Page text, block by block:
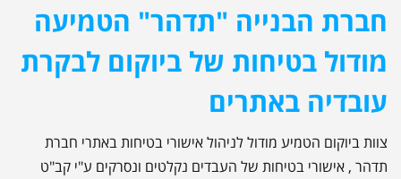
חברת הבנייה "תדהר" הטמיעה
מודול בטיחות של ביוקום לבקרת
עובדיה באתרים
צוות ביוקום הטמיע מודול לניהול אישורי בטיחות באתרי חברת
תדהר , אישורי בטיחות של העבדים נקלטים ונסרקים ע"י קב"ט